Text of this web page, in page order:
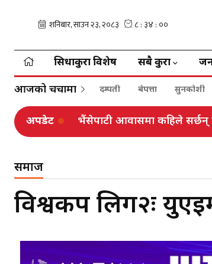
सिधाकुरा विशेष सबै कुरा
आजको चर्चामा दम्पती बेपत्ता सुनकोशी
अपडेट भैंसेपाटी आवासमा कहिले सर्छन्
समाज
विश्वकप लिग२ः